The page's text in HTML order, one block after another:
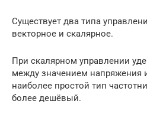
Существует два типа
векторное и скалярное.
При скалярном управлении
между значением напряжения
наиболее простой тип
более дешёвый.